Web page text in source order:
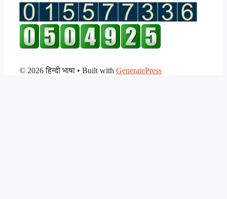
© 2026 हिन्दी भाषा • Built with GeneratePress